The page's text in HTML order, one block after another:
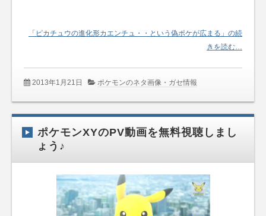
「ピカチュウの進化形カエンチュ・・という偽ポケが広まる」の続
きを読む…
2013年1月21日 ポケモンのネタ画像・ガセ情報
ポケモンXYのPV動画を無料視聴しまし
ょう♪